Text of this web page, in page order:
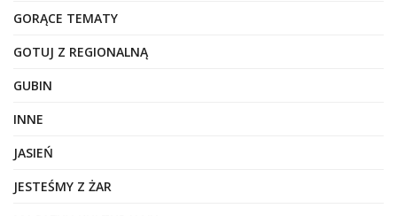
GORĄCE TEMATY
GOTUJ Z REGIONALNĄ
GUBIN
INNE
JASIEŃ
JESTEŚMY Z ŻAR